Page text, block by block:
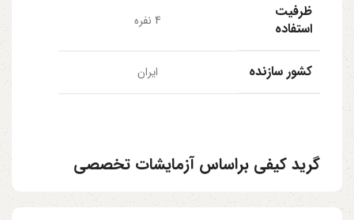
ظرفیت
استفاده
4 نفره
کشور سازنده ایران
گرید کیفی براساس آزمایشات تخصصی